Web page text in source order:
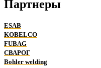
Партнеры
ESAB
KOBELCO
FUBAG
СВАРОГ
Bohler welding